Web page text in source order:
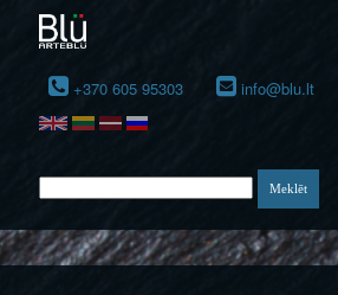
+370 605 95303 info@blu.lt